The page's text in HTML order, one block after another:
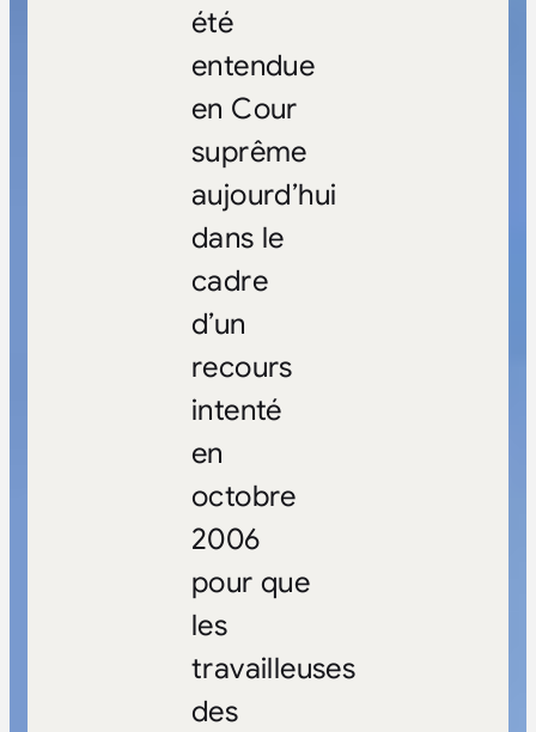
été
entendue
en Cour
suprême
aujourd’hui
dans le
cadre
d’un
recours
intenté
en
octobre
2006
pour que
les
travailleuses
des